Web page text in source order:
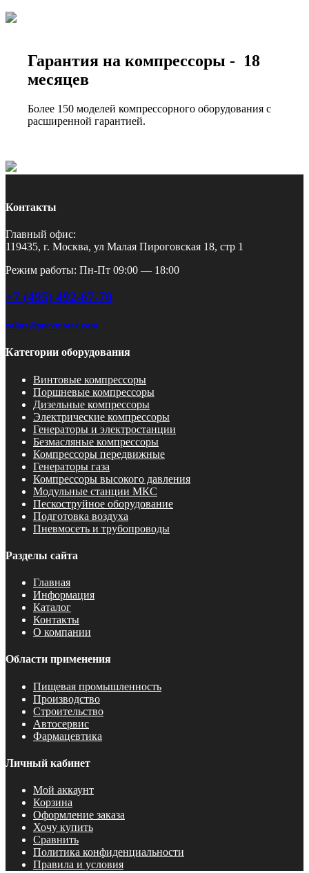
Гарантия на компрессоры - 18
месяцев
Более 150 моделей компрессорного оборудования с
расширенной гарантией.
Контакты
Главный офис:
119435, г. Москва, ул Малая Пироговская 18, стр 1
Режим работы: Пн-Пт 09:00 — 18:00
+7 (495) 492-67-70
zakaz@pnevmotex.com
Категории оборудования
Винтовые компрессоры
Поршневые компрессоры
Дизельные компрессоры
Электрические компрессоры
Генераторы и электростанции
Безмасляные компрессоры
Компрессоры передвижные
Генераторы газа
Компрессоры высокого давления
Модульные станции МКС
Пескоструйное оборудование
Подготовка воздуха
Пневмосеть и трубопроводы
Разделы сайта
Главная
Информация
Каталог
Контакты
О компании
Области применения
Пищевая промышленность
Производство
Строительство
Автосервис
Фармацевтика
Личный кабинет
Мой аккаунт
Корзина
Оформление заказа
Хочу купить
Сравнить
Политика конфиденциальности
Правила и условия